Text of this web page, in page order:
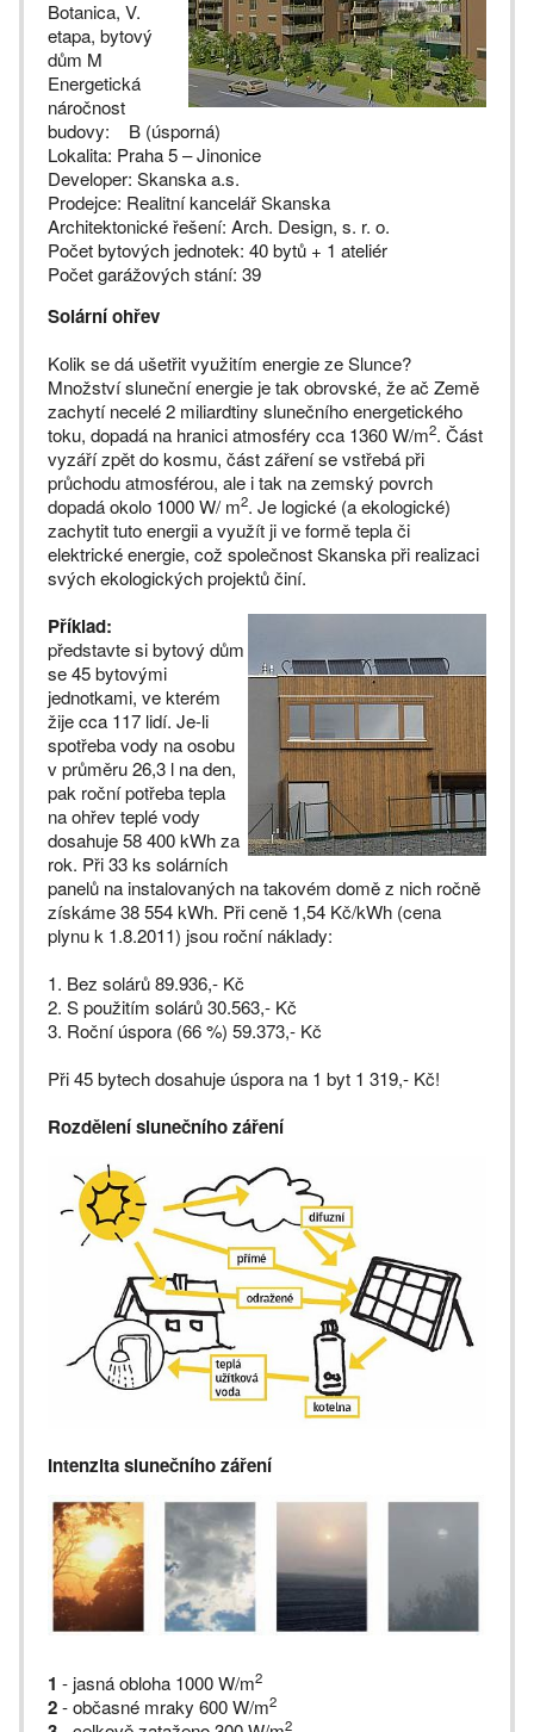
Botanica, V.
etapa, bytový
dům M
Energetická
náročnost
budovy: B (úsporná)
Lokalita: Praha 5 – Jinonice
Developer: Skanska a.s.
Prodejce: Realitní kancelář Skanska
Architektonické řešení: Arch. Design, s. r. o.
Počet bytových jednotek: 40 bytů + 1 ateliér
Počet garážových stání: 39
Solární ohřev
Kolik se dá ušetřit využitím energie ze Slunce?
Množství sluneční energie je tak obrovské, že ač Země
zachytí necelé 2 miliardtiny slunečního energetického
toku, dopadá na hranici atmosféry cca 1360 W/m2. Část
vyzáří zpět do kosmu, část záření se vstřebá při
průchodu atmosférou, ale i tak na zemský povrch
dopadá okolo 1000 W/ m2. Je logické (a ekologické)
zachytit tuto energii a využít ji ve formě tepla či
elektrické energie, což společnost Skanska při realizaci
svých ekologických projektů činí.
Příklad:
představte si bytový dům
se 45 bytovými
jednotkami, ve kterém
žije cca 117 lidí. Je-li
spotřeba vody na osobu
v průměru 26,3 l na den,
pak roční potřeba tepla
na ohřev teplé vody
dosahuje 58 400 kWh za
rok. Při 33 ks solárních
panelů na instalovaných na takovém domě z nich ročně
získáme 38 554 kWh. Při ceně 1,54 Kč/kWh (cena
plynu k 1.8.2011) jsou roční náklady:
1. Bez solárů 89.936,- Kč
2. S použitím solárů 30.563,- Kč
3. Roční úspora (66 %) 59.373,- Kč
Při 45 bytech dosahuje úspora na 1 byt 1 319,- Kč!
Rozdělení slunečního záření
Intenzita slunečního záření
1 - jasná obloha 1000 W/m2
2- občasné mraky 600 W/m2
2